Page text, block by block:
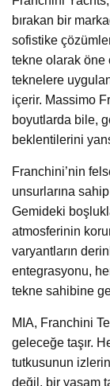
bırakan bir
sofistike
tekne olarak öne
teknelere
içerir. Massimo
boyutlarda bile,
beklentilerini
Franchini’nin
unsurlarına
Gemideki
atmosferinin
varyantların
entegrasyonu,
tekne sahibine
MIA, Franchini
geleceğe taşır.
tutkusunun
değil, bir yaşam